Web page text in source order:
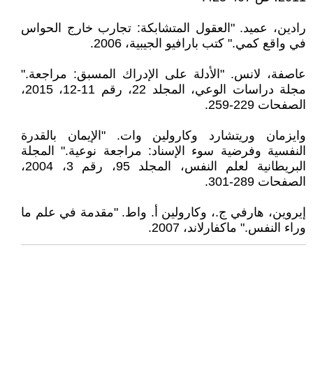
رادين، عميد. "العقول المتشابكة: تجارب خارج الحواس
في واقع كمي." كتب بارافيو الجيبية، 2006.
عاصفة، لانس. "الأدلة على الإدراك المسبق: مراجعة."
مجلة دراسات الوعي، المجلد 22، رقم 11-12، 2015،
الصفحات 229-259.
وايزمان وريتشارد وكارولين وات. "الإيمان بالقدرة
النفسية وفرضية سوء الإسناد: مراجعة نوعية." المجلة
البريطانية لعلم النفس، المجلد 95، رقم 3، 2004،
الصفحات 289-301.
إيروين، هارفي ج.، وكارولين أ. واط. "مقدمة في علم ما
وراء النفس." ماكفارلاند، 2007.